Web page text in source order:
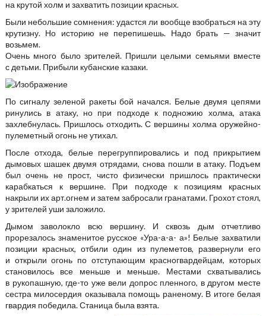
на крутой холм и захватить позиции красных.
Были небольшие сомнения: удастся ли вообще взобраться на эту
крутизну. Но историю не перепишешь. Надо брать — значит
возьмем.
Очень много было зрителей. Пришли целыми семьями вместе
с детьми. Прибыли кубанские казаки.
По сигналу зеленой ракеты бой начался. Белые двумя цепями
ринулись в атаку, но при подходе к подножию холма, атака
захлебнулась. Пришлось отходить. С вершины холма оружейно-
пулеметный огонь не утихал.
После отхода, белые перегруппировались и под прикрытием
дымовых шашек двумя отрядами, снова пошли в атаку. Подъем
был очень не прост, чисто физически пришлось практически
карабкаться к вершине. При подходе к позициям красных
накрыли их арт.огнем и затем забросали гранатами. Грохот стоял,
у зрителей уши заложило.
Дымом заволокло всю вершину. И сквозь дым отчетливо
прорезалось знаменитое русское «Ура-а-а- а»! Белые захватили
позиции красных, отбили один из пулеметов, развернули его
и открыли огонь по отступающим красногвардейцам, которых
становилось все меньше и меньше. Местами схватывались
в рукопашную, где-то уже вели допрос пленного, в другом месте
сестра милосердия оказывала помощь раненому. В итоге белая
гвардия победила. Станица была взята.